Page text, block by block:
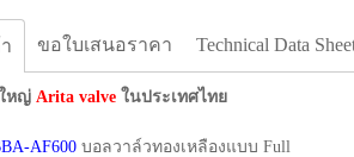
ขอใบเสนอราคา Technical Data
หญ่ Arita valve ในประเทศไทย
AF600 บอลวาล์วทองเหลืองแบบ Full